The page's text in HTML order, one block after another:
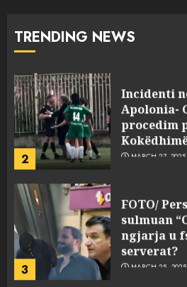
TRENDING NEWS
1
pasuri të
2
Incidenti
Apolonia-
procedim
3
FOTO/
sulmuan
ngjarja u
serverat?